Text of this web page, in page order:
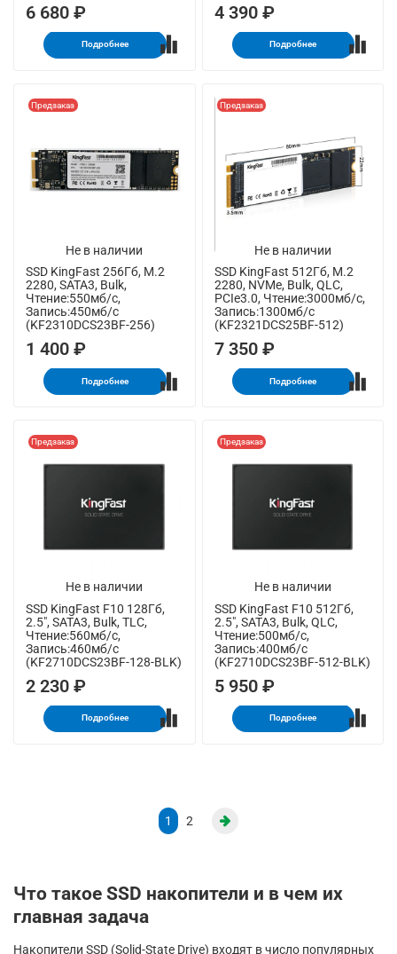
6 680 ₽
Подробнее
4 390 ₽
Подробнее
Не в наличии
Предзаказ
SSD KingFast 256Гб, M.2
2280, SATA3, Bulk,
Чтение:550мб/с,
Запись:450мб/с
(KF2310DCS23BF-256)
1 400 ₽
Подробнее
Не в наличии
Предзаказ
SSD KingFast 512Гб, M.2
2280, NVMe, Bulk, QLC,
PCIe3.0, Чтение:3000мб/с,
Запись:1300мб/с
(KF2321DCS25BF-512)
7 350 ₽
Подробнее
Не в наличии
Предзаказ
SSD KingFast F10 128Гб,
2.5", SATA3, Bulk, TLC,
Чтение:560мб/с,
Запись:460мб/с
(KF2710DCS23BF-128-BLK)
2 230 ₽
Подробнее
Не в наличии
Предзаказ
SSD KingFast F10 512Гб,
2.5", SATA3, Bulk, QLC,
Чтение:500мб/с,
Запись:400мб/с
(KF2710DCS23BF-512-BLK)
5 950 ₽
Подробнее
1 2
Что такое SSD накопители и в чем их
главная задача
Накопители SSD (Solid-State Drive) входят в число популярных